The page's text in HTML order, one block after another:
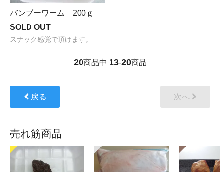
バンブーワーム 200ｇ
SOLD OUT
スナック感覚で頂けます。
20商品中 13-20商品
戻る 次へ
売れ筋商品